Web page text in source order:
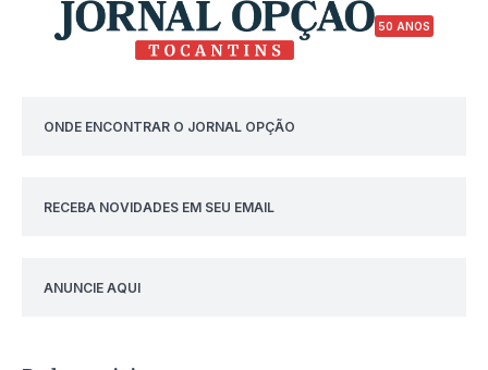
50 ANOS
ONDE ENCONTRAR O JORNAL OPÇÃO
RECEBA NOVIDADES EM SEU EMAIL
ANUNCIE AQUI